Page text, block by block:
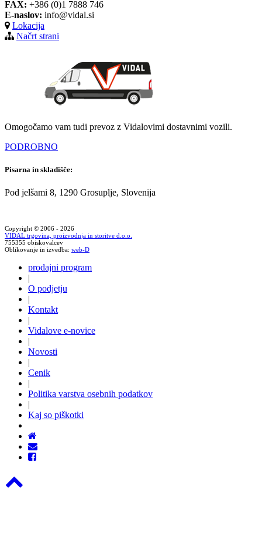
FAX: +386 (0)1 7888 746
E-naslov: info@vidal.si
Lokacija
Načrt strani
Omogočamo vam tudi prevoz z Vidalovimi dostavnimi vozili.
PODROBNO
Pisarna in skladišče:
Pod jelšami 8, 1290 Grosuplje, Slovenija
Copyright © 2006 - 2026
VIDAL trgovina, proizvodnja in storitve d.o.o.
755355 obiskovalcev
Oblikovanje in izvedba: web-D
prodajni program
|
O podjetju
|
Kontakt
|
Vidalove e-novice
|
Novosti
|
Cenik
|
Politika varstva osebnih podatkov
|
Kaj so piškotki